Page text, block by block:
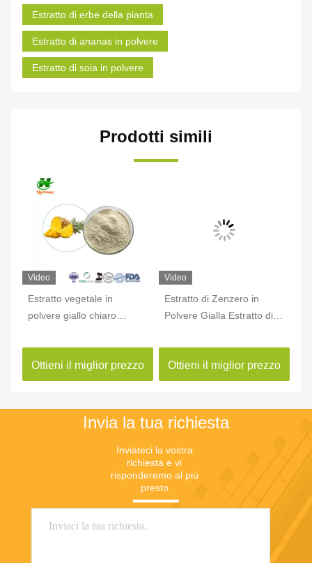
Estratto di erbe della pianta
Estratto di ananas in polvere
Estratto di soia in polvere
Prodotti simili
Video
Estratto vegetale in
polvere giallo chiaro
7 Estratto di ananas in
polvere
Ottieni il miglior prezzo
Video
Estratto di Zenzero in
Polvere Gialla Estratto di
Gingerol CAS 84696-15-1
Ottieni il miglior prezzo
Invia la tua richiesta
Inviateci la vostra
richiesta e vi
risponderemo al più
presto.